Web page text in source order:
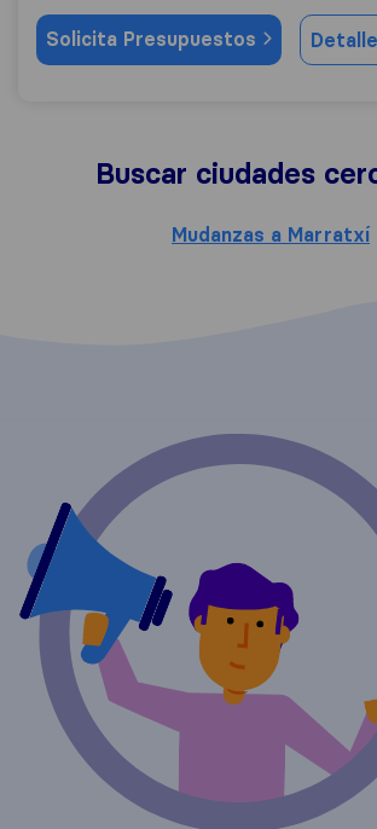
Solicita Presupuestos
Buscar ciudades
Mudanzas a Marratxí